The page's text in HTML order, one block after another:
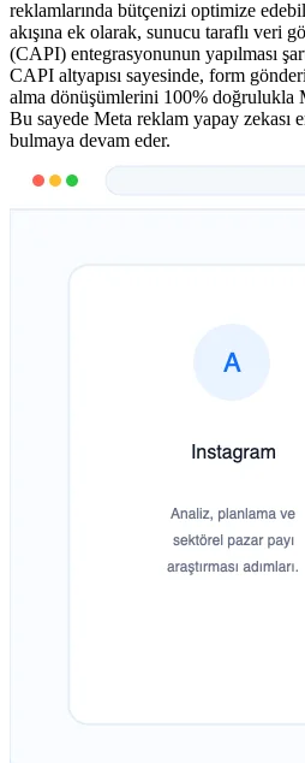
reklamlarında bütçenizi optimize
akışına ek olarak, sunucu taraflı veri
(CAPI) entegrasyonunun yapılması
CAPI altyapısı sayesinde, form
alma dönüşümlerini 100% doğrulukla
Bu sayede Meta reklam yapay zekası
bulmaya devam eder.